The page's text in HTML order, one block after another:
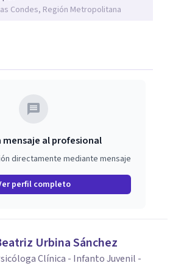
y transformación de sus heridas
Condes, Región Metropolitana
mensaje al profesional
directamente mediante mensaje
perfil completo
Urbina Sánchez
Clínica - Infanto Juvenil -